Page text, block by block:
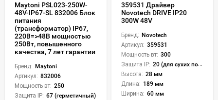
Maytoni PSL023-250W-
48V-IP67-SL 832006 Блок
питания
(трансформатор) IP67,
220В=>48В мощностью
250Вт, повышенного
качества, 7 лет гарантии
Бренд: Maytoni
Артикул: 832006
Мощность вт: 250
Защита IP: 67 (герметичный)
359531 Драйвер
Novotech DRIVE IP20
300W 48V
Бренд: Novotech
Артикул: 359531
Мощность вт: 300
Защита IP: 20 (для сухих пом.)
Высота: 28 мм
Длина: 189 мм
Ширина: 60 мм